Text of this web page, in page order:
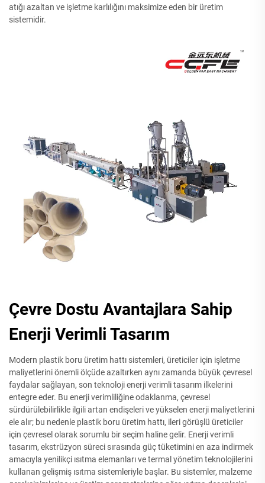
atığı azaltan ve işletme karlılığını maksimize eden bir üretim
sistemidir.
Çevre Dostu Avantajlara Sahip
Enerji Verimli Tasarım
Modern plastik boru üretim hattı sistemleri, üreticiler için işletme
maliyetlerini önemli ölçüde azaltırken aynı zamanda büyük çevresel
faydalar sağlayan, son teknoloji enerji verimli tasarım ilkelerini
entegre eder. Bu enerji verimliliğine odaklanma, çevresel
sürdürülebilirlikle ilgili artan endişeleri ve yükselen enerji maliyetlerini
ele alır; bu nedenle plastik boru üretim hattı, ileri görüşlü üreticiler
için çevresel olarak sorumlu bir seçim haline gelir. Enerji verimli
tasarım, ekstrüzyon süreci sırasında güç tüketimini en aza indirmek
amacıyla yenilikçi ısıtma elemanları ve termal yönetim teknolojilerini
kullanan gelişmiş ısıtma sistemleriyle başlar. Bu sistemler, malzeme